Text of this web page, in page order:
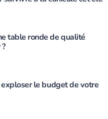
table ronde de qualité
le budget de votre